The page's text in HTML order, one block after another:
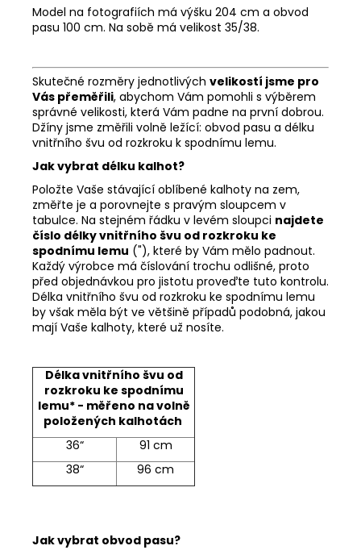
Model na fotografiích má výšku 204 cm a obvod
pasu 100 cm. Na sobě má velikost 35/38.
Skutečné rozměry jednotlivých velikostí jsme pro
Vás přeměřili, abychom Vám pomohli s výběrem
správné velikosti, která Vám padne na první dobrou.
Džíny jsme změřili volně ležící: obvod pasu a délku
vnitřního švu od rozkroku k spodnímu lemu.
Jak vybrat délku kalhot?
Položte Vaše stávající oblíbené kalhoty na zem,
změřte je a porovnejte s pravým sloupcem v
tabulce. Na stejném řádku v levém sloupci najdete
číslo délky vnitřního švu od rozkroku ke
spodnímu lemu ("), které by Vám mělo padnout.
Každý výrobce má číslování trochu odlišné, proto
před objednávkou pro jistotu proveďte tuto kontrolu.
Délka vnitřního švu od rozkroku ke spodnímu lemu
by však měla být ve většině případů podobná, jakou
mají Vaše kalhoty, které už nosíte.
Délka vnitřního švu od
rozkroku ke spodnímu
lemu* - měřeno na volně
položených kalhotách
36“
91 cm
38“
96 cm
Jak vybrat obvod pasu?